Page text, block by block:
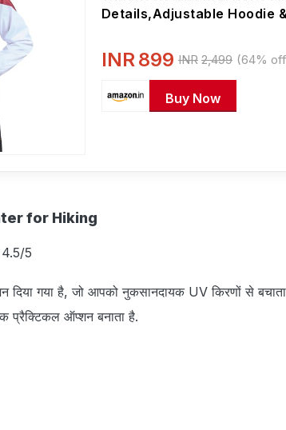
Details,Adjustable Hoodie
Windbreaker for
& Daily Wear,XL
INR899 INR 2,499 (64%
Buy Now
for Hiking
5
गया है, जो आपको नुकसानदायक UV किरणों से
प्रैक्टिकल ऑप्शन बनाता है.